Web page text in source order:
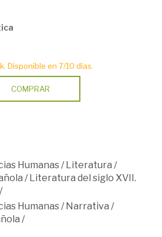
Disponible en 7/10 días.
COMPRAR
Humanas/Literatura /
/Literatura del siglo XVII.
/
Humanas/Narrativa /
/